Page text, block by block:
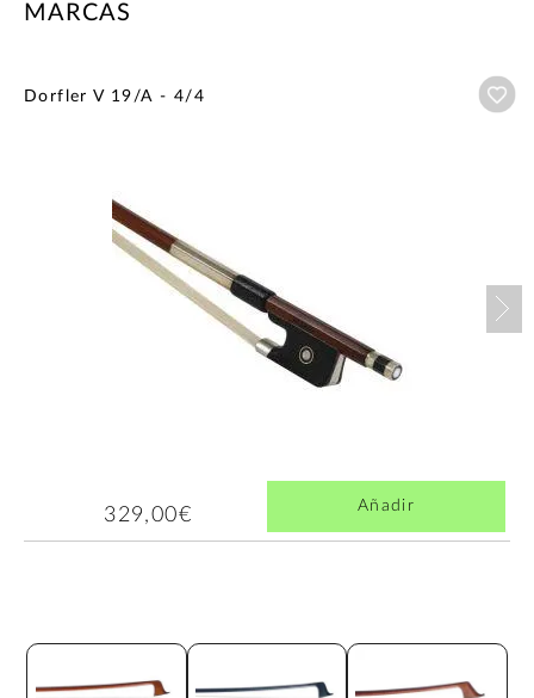
MARCAS
Dorfler V 19/A - 4/4
329,00€ Añadir